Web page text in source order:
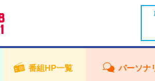
番組HP一覧 パーソナ